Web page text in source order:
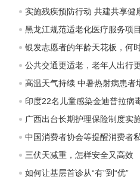
实施残疾预防行动 共建共享健
黑龙江规范适老化医疗服务项目
银发志愿者的年龄天花板，何
公共交通更适老，老年人出行
印度22名儿童感染金迪普拉病
广西出台长期护理保险制度实
中国消费者协会等提醒消费者
三伏天减重，怎样安全又高效
如何让基层首诊从“有”到“优”